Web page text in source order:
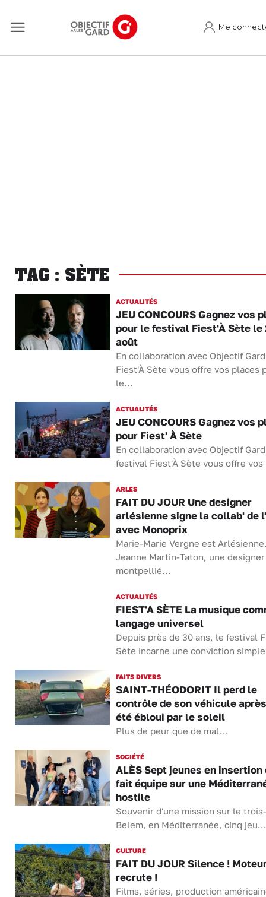
Me
TAG : SÈTE
ACTUALITÉS
JEU CONCOURS Gagnez vos
pour le festival Fiest'À Sète le
août
En collaboration avec Objectif
Fiest'À Sète vous offre vos places
le...
ACTUALITÉS
JEU CONCOURS Gagnez vos
pour Fiest' À Sète
En collaboration avec Objectif
festival Fiest'À Sète vous offre
ARLES
FAIT DU JOUR Une designer
arlésienne signe la collab' de
avec Monoprix
Marie-Marie Vergne est
Jeanne Martin-Taton, une designer
montpellié...
ACTUALITÉS
FIEST'A SÈTE La musique
langage universel
Depuis près de 30 ans, le festival
Sète incarne une conviction
FAITS DIVERS
SAINT-THÉODORIT Il perd le
contrôle de son véhicule
été ébloui par le soleil
Plus de peur que de mal...
SOCIÉTÉ
ALÈS Sept jeunes en insertion
fait équipe sur une
hostile
Souvenir d'une mission sur le
Belem, en Méditerranée, cinq jeu...
CULTURE
FAIT DU JOUR Silence !
recrute !
Films, séries, production